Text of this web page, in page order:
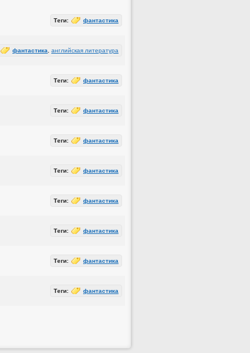
Теги: фантастика
фантастика английская литература
Теги: фантастика
Теги: фантастика
Теги: фантастика
Теги: фантастика
Теги: фантастика
Теги: фантастика
Теги: фантастика
Теги: фантастика